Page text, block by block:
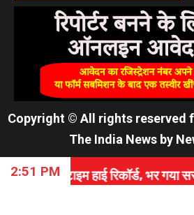
Copyright © All rights reserved
The India News by
2:51 PM
रिकॉर्ड, भर गया सरकार का